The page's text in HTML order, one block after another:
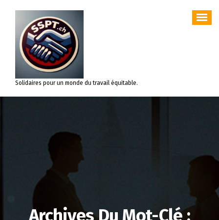
contenu
Solidaires pour un monde du travail équitable.
Archives Du Mot-Clé :